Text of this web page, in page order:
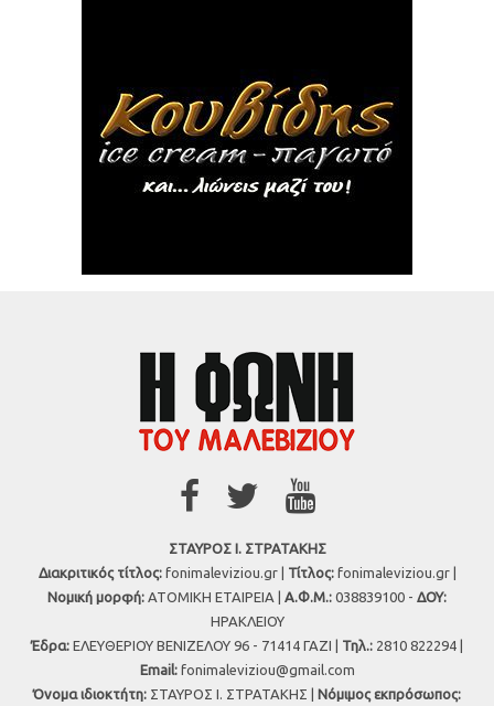
ΣΤΑΥΡΟΣ Ι. ΣΤΡΑΤΑΚΗΣ
Διακριτικός τίτλος:fonimaleviziou.gr | Τίτλος:fonimaleviziou.gr |
Νομική μορφή: ΑΤΟΜΙΚΗ ΕΤΑΙΡΕΙΑ | Α.Φ.Μ.: 038839100 - ΔΟΥ:
ΗΡΑΚΛΕΙΟΥ
Έδρα: ΕΛΕΥΘΕΡΙΟΥ ΒΕΝΙΖΕΛΟΥ 96 - 71414 ΓΑΖΙ | Τηλ.: 2810 822294 |
Εmail: fonimaleviziou@gmail.com
Όνομα ιδιοκτήτη: ΣΤΑΥΡΟΣ Ι. ΣΤΡΑΤΑΚΗΣ | Νόμιμος εκπρόσωπος: